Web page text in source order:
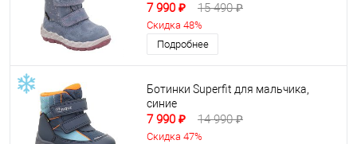
7 990 ₽ 15 490 ₽
Скидка 48%
Подробнее
Ботинки Superfit для мальчика,
синие
7 990 ₽ 14 990 ₽
Скидка 47%